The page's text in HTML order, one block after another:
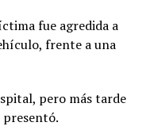
fue agredida a
frente a una
pero más tarde
presentó.